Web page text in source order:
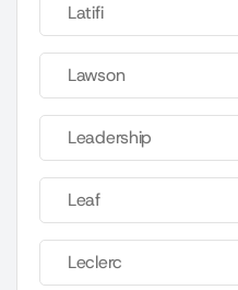
Latifi
Lawson
Leadership
Leaf
Leclerc